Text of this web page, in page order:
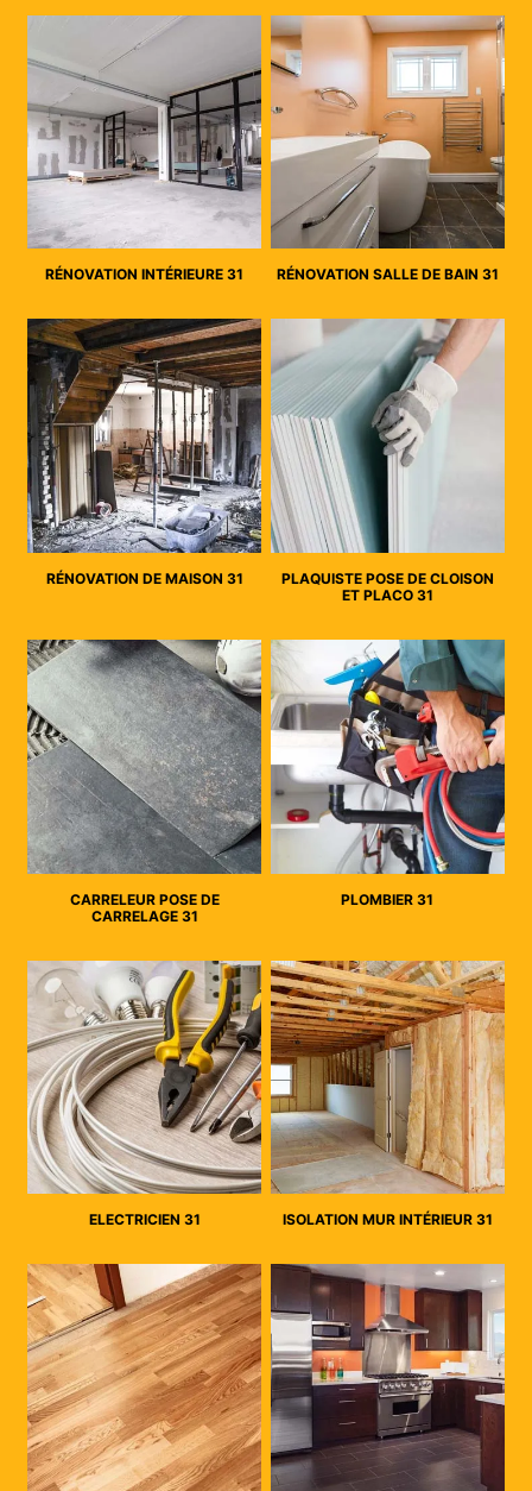
RÉNOVATION INTÉRIEURE 31 RÉNOVATION SALLE DE BAIN 31
RÉNOVATION DE MAISON 31
PLAQUISTE POSE DE CLOISON
ET PLACO 31
CARRELEUR POSE DE
CARRELAGE 31
PLOMBIER 31
ELECTRICIEN 31 ISOLATION MUR INTÉRIEUR 31